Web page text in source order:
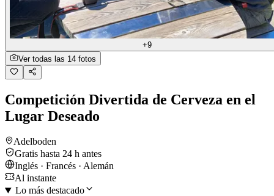
+9
Ver todas las 14 fotos
Competición Divertida de Cerveza en el
Lugar Deseado
Adelboden
Gratis hasta 24 h antes
Inglés · Francés · Alemán
Al instante
Lo más destacado